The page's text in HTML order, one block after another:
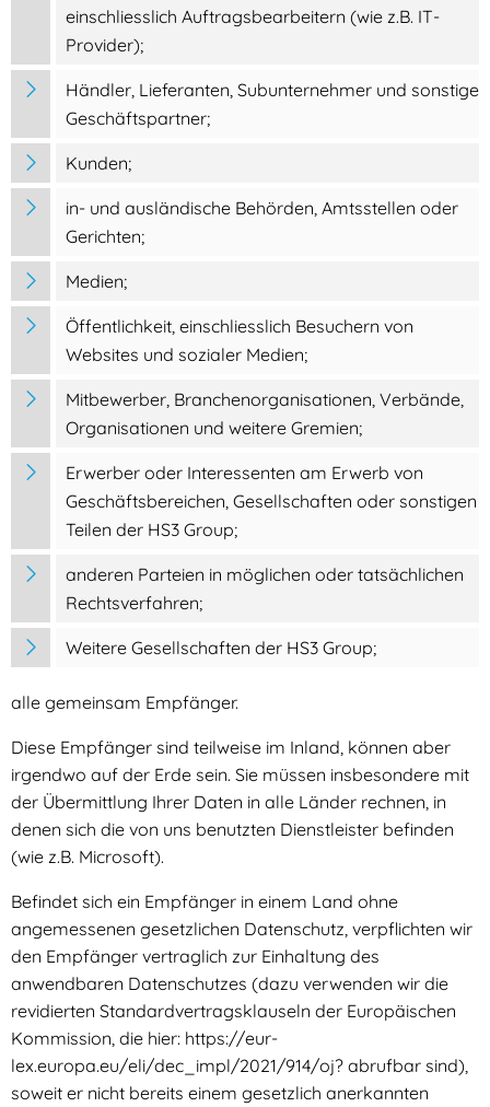
einschliesslich Auftragsbearbeitern (wie z.B. IT-
Provider);
Händler, Lieferanten, Subunternehmer und sonstige
Geschäftspartner;
Kunden;
in- und ausländische Behörden, Amtsstellen oder
Gerichten;
Medien;
Öffentlichkeit, einschliesslich Besuchern von
Websites und sozialer Medien;
Mitbewerber, Branchenorganisationen, Verbände,
Organisationen und weitere Gremien;
Erwerber oder Interessenten am Erwerb von
Geschäftsbereichen, Gesellschaften oder sonstigen
Teilen der HS3 Group;
anderen Parteien in möglichen oder tatsächlichen
Rechtsverfahren;
Weitere Gesellschaften der HS3 Group;
alle gemeinsam Empfänger.
Diese Empfänger sind teilweise im Inland, können aber
irgendwo auf der Erde sein. Sie müssen insbesondere mit
der Übermittlung Ihrer Daten in alle Länder rechnen, in
denen sich die von uns benutzten Dienstleister befinden
(wie z.B. Microsoft).
Befindet sich ein Empfänger in einem Land ohne
angemessenen gesetzlichen Datenschutz, verpflichten wir
den Empfänger vertraglich zur Einhaltung des
anwendbaren Datenschutzes (dazu verwenden wir die
revidierten Standardvertragsklauseln der Europäischen
Kommission, die hier: https://eur-
lex.europa.eu/eli/dec_impl/2021/914/oj? abrufbar sind),
soweit er nicht bereits einem gesetzlich anerkannten